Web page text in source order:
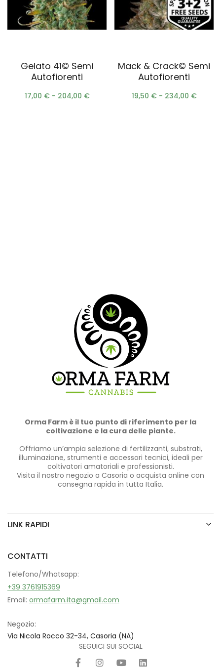
Gelato 41© Semi
Autofiorenti
17,00 € - 204,00 €
Mack & Crack© Semi
Autofiorenti
19,50 € - 234,00 €
Orma Farm è il tuo punto di riferimento per la
coltivazione e la cura delle piante.
Offriamo un’ampia selezione di fertilizzanti, substrati,
illuminazione, strumenti e accessori tecnici, ideali per
coltivatori amatoriali e professionisti.
Visita il nostro negozio a Casoria o acquista online con
consegna rapida in tutta Italia.
LINK RAPIDI
CONTATTI
Telefono/Whatsapp:
+39 3761915369
Email: ormafarm.ita@gmail.com
Negozio:
Via Nicola Rocco 32-34, Casoria (NA)
SEGUICI SUI SOCIAL